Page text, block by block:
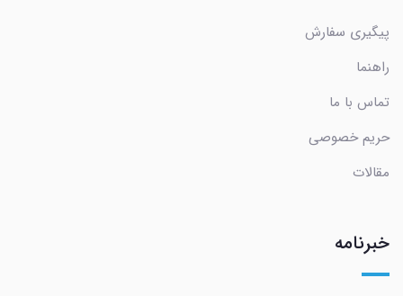
پیگیری سفارش
راهنما
تماس با ما
حریم خصوصی
مقالات
خبرنامه